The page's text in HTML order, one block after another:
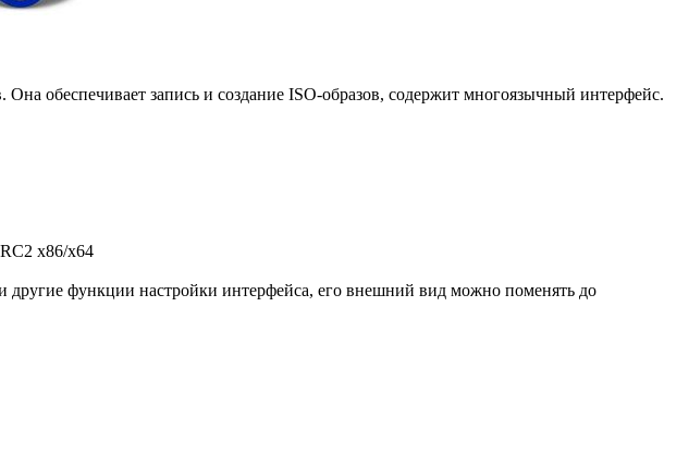
обеспечивает запись и создание ISO-образов, содержит многоязычный интерфейс.
другие функции настройки интерфейса, его внешний вид можно поменять до